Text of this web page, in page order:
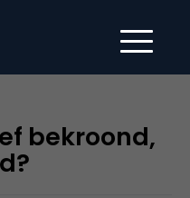
bekroond,